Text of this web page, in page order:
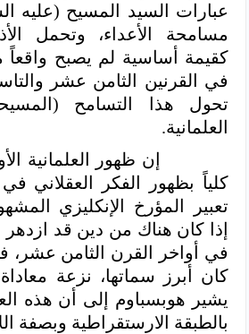
عبارات السيد المسيح (عليه
مسامحة الأعداء، وتحمل
كقيمة أساسية لم يصبح واقعاً
في القرنين الثامن عشر
تحول هذا التسامح
العلمانية.
إن ظهور العلمانية
كلياً بظهور الفكر العقلاني
تعبير المؤرخ الإنكليزي
إذا كان هناك من دين قد ازدهر
في أواخر القرن الثامن عشر،
كان أبرز سماتها، نزعة
يشير هوبسباوم إلى أن هذه
بالطبقة الارستقراطية وبصفة اللا